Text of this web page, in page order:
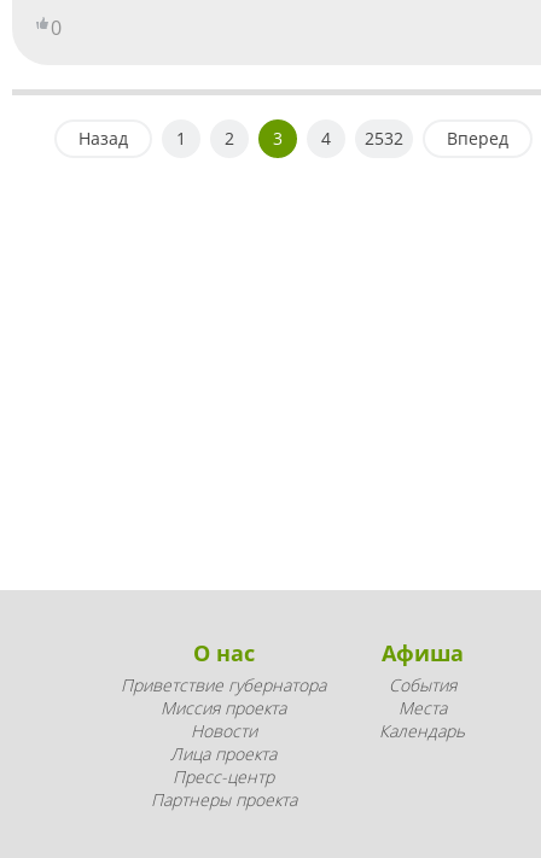
0
Назад 1 2 3 4 2532 Вперед
О нас
Приветствие губернатора
Миссия проекта
Новости
Лица проекта
Пресс-центр
Партнеры проекта
Афиша
События
Места
Календарь